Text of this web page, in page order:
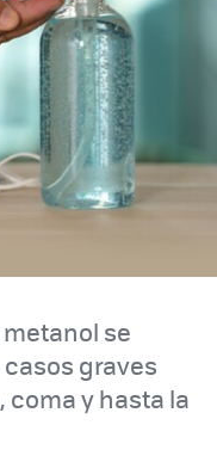
se
graves
y hasta la